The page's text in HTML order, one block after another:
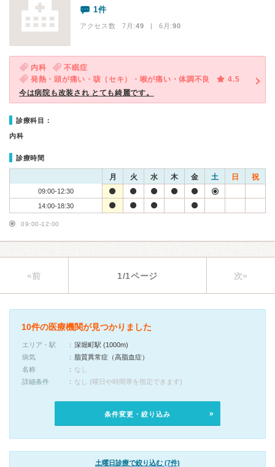
1件
アクセス数 7月:49 | 6月:90
内科
不眠症
発熱・頭が痛い・咳（セキ）・喉が痛い・体調不良
4.5
今は病院も改装され とても綺麗です。
診療科目：
内科
診療時間
月 火 水 木 金 土 日 祝
09:00-12:30
14:00-18:30
09:00-12:00
«前 1/1ページ 次»
10件の医療機関が見つかりました
エリア・駅
深堀町駅 (1000m)
病気
脂質異常症（高脂血症）
名称
なし
詳細条件
なし (曜日や時間帯を指定できます)
条件変更・絞り込み
土曜日診療で絞り込む (7件)